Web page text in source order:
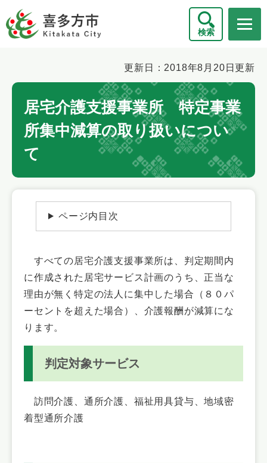
ー
ジ
検索
文
更新日：2018年8月20日更新
居宅介護支援事業所 特定事業
所集中減算の取り扱いについ
て
ページ内目次
すべての居宅介護支援事業所は、判定期間内
に作成された居宅サービス計画のうち、正当な
理由が無く特定の法人に集中した場合（８０パ
ーセントを超えた場合）、介護報酬が減算にな
ります。
判定対象サービス
訪問介護、通所介護、福祉用具貸与、地域密
着型通所介護